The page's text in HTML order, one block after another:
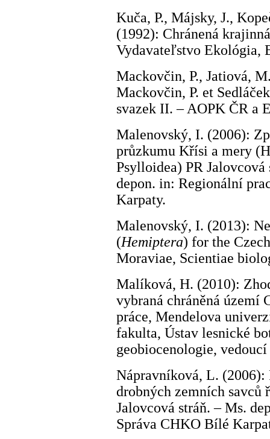
Kuča, P., Májsky, J.,
(1992): Chránená
Vydavateľstvo Ekológia,
Mackovčin, P., Jatiová,
Mackovčin, P. et
svazek II. – AOPK ČR a
Malenovský, I. (2006):
průzkumu Křísi a mery
Psylloidea) PR
depon. in: Regionální
Karpaty.
Malenovský, I. (2013):
(Hemiptera) for the
Moraviae, Scientiae
Malíková, H. (2010):
vybraná chráněná
práce, Mendelova
fakulta, Ústav lesnické
geobiocenologie,
Nápravníková, L.
drobných zemních savců
Jalovcová stráň. – Ms.
Správa CHKO Bílé